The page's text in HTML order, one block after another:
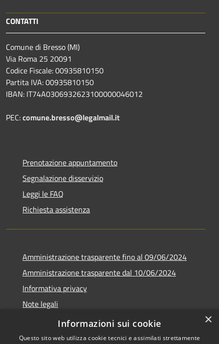
CONTATTI
Comune di Bresso (MI)
Via Roma 25 20091
Codice Fiscale: 00935810150
Partita IVA: 00935810150
IBAN: IT74A0306932623100000046012
PEC:comune.bresso@legalmail.it
Prenotazione appuntamento
Segnalazione disservizio
Leggi le FAQ
Richiesta assistenza
Amministrazione trasparente fino al 09/06/2024
Amministrazione trasparente dal 10/06/2024
Informativa privacy
Note legali
Dichiarazione di accessibilità
×
Informazioni sui cookie
Questo sito web utilizza cookie tecnici e assimilati strettamente